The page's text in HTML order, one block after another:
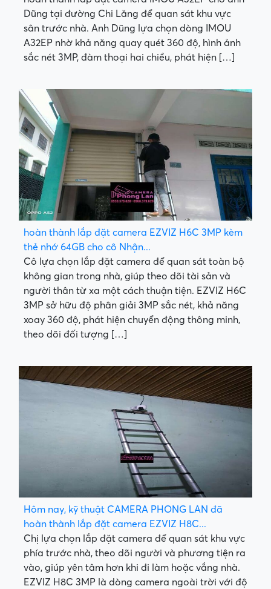
Dũng tại đường Chi Lăng để quan sát khu vực
sân trước nhà. Anh Dũng lựa chọn dòng IMOU
A32EP nhờ khả năng quay quét 360 độ, hình ảnh
sắc nét 3MP, đàm thoại hai chiều, phát hiện […]
hoàn thành lắp đặt camera EZVIZ H6C 3MP kèm
thẻ nhớ 64GB cho cô Nhận...
Cô lựa chọn lắp đặt camera để quan sát toàn bộ
không gian trong nhà, giúp theo dõi tài sản và
người thân từ xa một cách thuận tiện. EZVIZ H6C
3MP sở hữu độ phân giải 3MP sắc nét, khả năng
xoay 360 độ, phát hiện chuyển động thông minh,
theo dõi đối tượng […]
Hôm nay, kỹ thuật CAMERA PHONG LAN đã
hoàn thành lắp đặt camera EZVIZ H8C...
Chị lựa chọn lắp đặt camera để quan sát khu vực
phía trước nhà, theo dõi người và phương tiện ra
vào, giúp yên tâm hơn khi đi làm hoặc vắng nhà.
EZVIZ H8C 3MP là dòng camera ngoài trời với độ